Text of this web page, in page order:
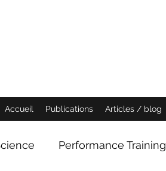
Accueil Publications Articles / blog
Performance Training